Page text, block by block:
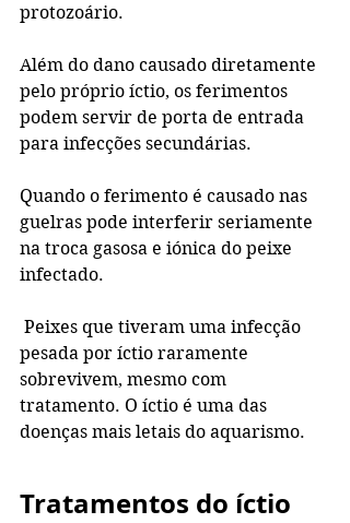
protozoário.
Além do dano causado diretamente
pelo próprio íctio, os ferimentos
podem servir de porta de entrada
para infecções secundárias.
Quando o ferimento é causado nas
guelras pode interferir seriamente
na troca gasosa e iónica do peixe
infectado.
Peixes que tiveram uma infecção
pesada por íctio raramente
sobrevivem, mesmo com
tratamento. O íctio é uma das
doenças mais letais do aquarismo.
Tratamentos do íctio